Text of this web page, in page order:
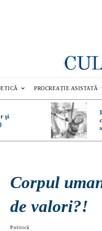
PROCREAȚIE ASISTATĂ
şi
Corpul
de valori?!
Politică